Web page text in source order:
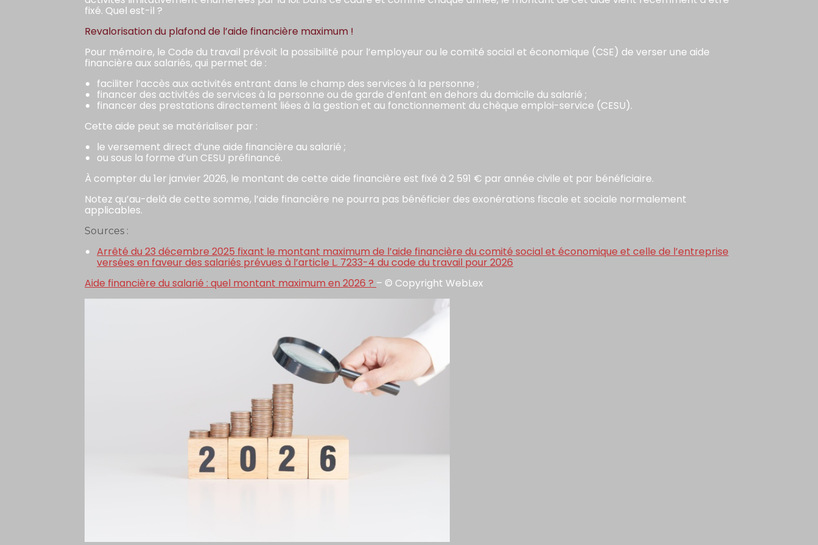
fixé. Quel est-il ?
Revalorisation du plafond de l’aide financière maximum !
Pour mémoire, le Code du travail prévoit la possibilité pour l’employeur ou le comité social et économique (CSE) de verser une aide
financière aux salariés, qui permet de :
faciliter l’accès aux activités entrant dans le champ des services à la personne ;
financer des activités de services à la personne ou de garde d’enfant en dehors du domicile du salarié ;
financer des prestations directement liées à la gestion et au fonctionnement du chèque emploi-service (CESU).
Cette aide peut se matérialiser par :
le versement direct d’une aide financière au salarié ;
ou sous la forme d’un CESU préfinancé.
À compter du 1er janvier 2026, le montant de cette aide financière est fixé à 2 591 € par année civile et par bénéficiaire.
Notez qu’au-delà de cette somme, l’aide financière ne pourra pas bénéficier des exonérations fiscale et sociale normalement
applicables.
Sources :
Arrêté du 23 décembre 2025 fixant le montant maximum de l’aide financière du comité social et économique et celle de l’entreprise
versées en faveur des salariés prévues à l’article L. 7233-4 du code du travail pour 2026
Aide financière du salarié : quel montant maximum en 2026 ? – © Copyright WebLex